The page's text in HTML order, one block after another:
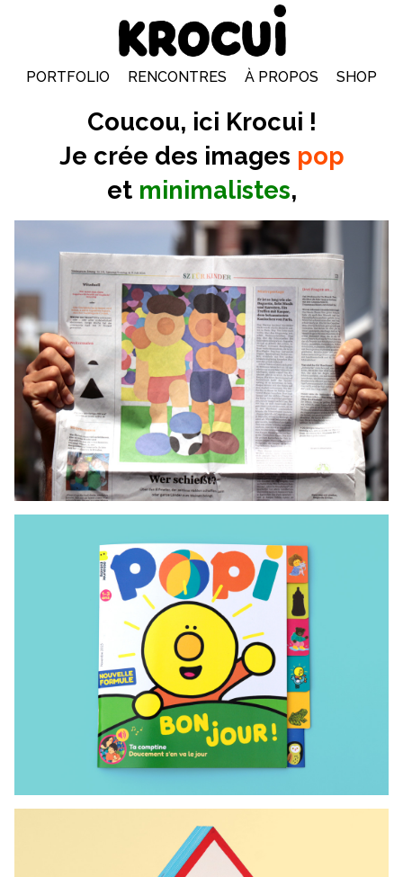
PORTFOLIO RENCONTRES À PROPOS SHOP
Coucou, ici Krocui !
Je crée des images pop
et minimalistes,